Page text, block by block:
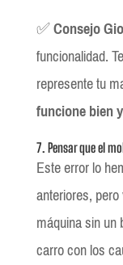
✅Consejo
funcionalidad.
represente tu
funcione bien
7. Pensar que el
Este error lo
anteriores,
máquina sin
carro con los